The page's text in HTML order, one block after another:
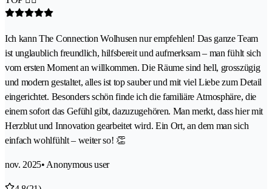
Ich kann The Connection Wolhusen nur empfehlen! Das ganze Team
ist unglaublich freundlich, hilfsbereit und aufmerksam – man fühlt sich
vom ersten Moment an willkommen. Die Räume sind hell, grosszügig
und modern gestaltet, alles ist top sauber und mit viel Liebe zum Detail
eingerichtet. Besonders schön finde ich die familiäre Atmosphäre, die
einem sofort das Gefühl gibt, dazuzugehören. Man merkt, dass hier mit
Herzblut und Innovation gearbeitet wird. Ein Ort, an dem man sich
einfach wohlfühlt – weiter so! 👏
nov. 2025• Anonymous user